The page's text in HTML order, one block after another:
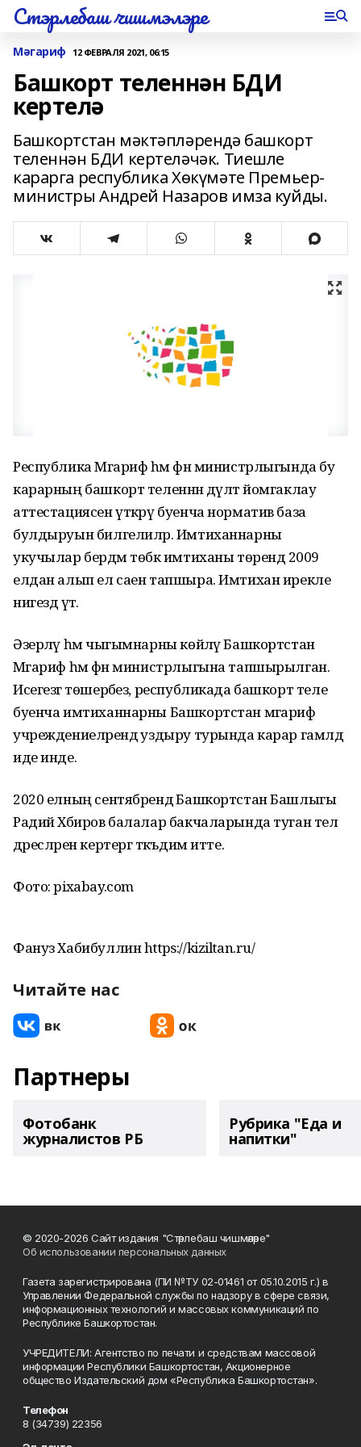
Стэрлебаш чишмэлэре
Мәгариф 12 ФЕВРАЛЯ 2021, 06:15
Башкорт теленнән БДИ
кертелә
Башкортстан мәктәпләрендә башкорт
теленнән БДИ кертеләчәк. Тиешле
карарга республика Хөкүмәте Премьер-
министры Андрей Назаров имза куйды.
Республика Мәгариф һәм фән министрлыгында бу
карарның башкорт теленнән дәүләт йомгаклау
аттестациясен үткәрү буенча норматив база
булдыруын билгелиләр. Имтиханнарны
укучылар бердәм төбәк имтиханы төрендә 2009
елдан алып ел саен тапшыра. Имтихан ирекле
нигездә үтә.
Әзерләү һәм чыгымнарны көйләү Башкортстан
Мәгариф һәм фән министрлыгына тапшырылган.
Исегезгә төшерәбез, республикада башкорт теле
буенча имтиханнарны Башкортстан мәгариф
учреждениеләрендә уздыру турында карар гамәлдә
иде инде.
2020 елның сентябрендә Башкортстан Башлыгы
Радий Хәбиров балалар бакчаларында туган тел
дәресләрен кертергә тәкъдим итте.
Фото: pixabay.com
Фануз Хабибуллин https://kiziltan.ru/
Читайте нас
Партнеры
Фотобанк
журналистов РБ
Рубрика "Еда и
напитки"
© 2020-2026 Сайт издания "Стәрлебаш чишмәләре"
Об использовании персональных данных
Газета зарегистрирована (ПИ №ТУ 02-01461 от 05.10.2015 г.) в
Управлении Федеральной службы по надзору в сфере связи,
информационных технологий и массовых коммуникаций по
Республике Башкортостан.
УЧРЕДИТЕЛИ: Агентство по печати и средствам массовой
информации Республики Башкортостан, Акционерное
общество Издательский дом «Республика Башкортостан».
Телефон
8 (34739) 22356